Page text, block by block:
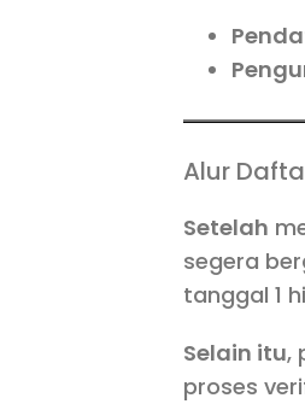
Alur
Setelah
segera
tanggal 1
Selain itu,
proses